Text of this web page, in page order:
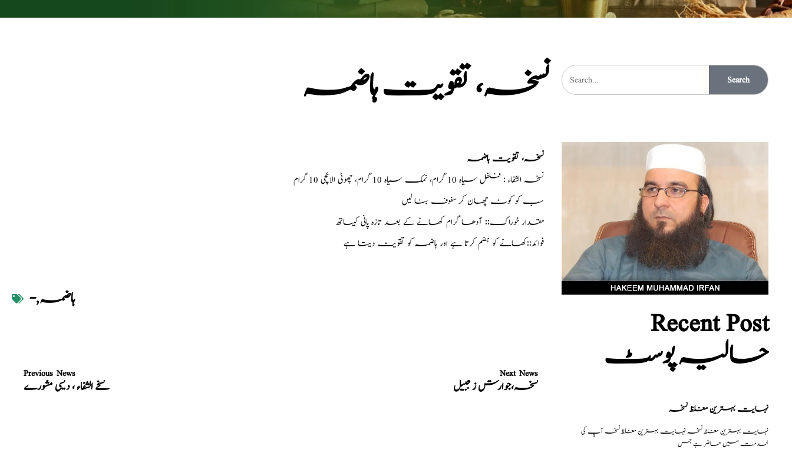
نسخہ، تقویت ہاضمہ
نسخہ، تقویت ہاضمہ
نسخہ الشفاء : فلفل سیاہ 10 گرام، نمک سیاہ 10 گرام، چھوٹی الائچی 10 گرام
سب کو کوٹ چھان کر سفوف بنا لیں
مقدار خوراک:: آدھا گرام کھانے کے بعد تازہ پانی کیساتھ
فوائد::کھانے کو ہضم کرتا ہے اور ہاضمہ کو تقویت دیتا ہے
-,ہاضمہ
Previous News
نسخے الشفاء ، دیسی مشورے
Next News
نسخہ،جوارش زنجبیل
Search
Recent Post
حالیہ پوسٹ
نہایت بہترین مغلظ نسخہ
نہایت بہترین مغلظ نسخہ نہایت بہترین مغلظ نسخہ آپ کی
خدمت میں حاضر ہے جس